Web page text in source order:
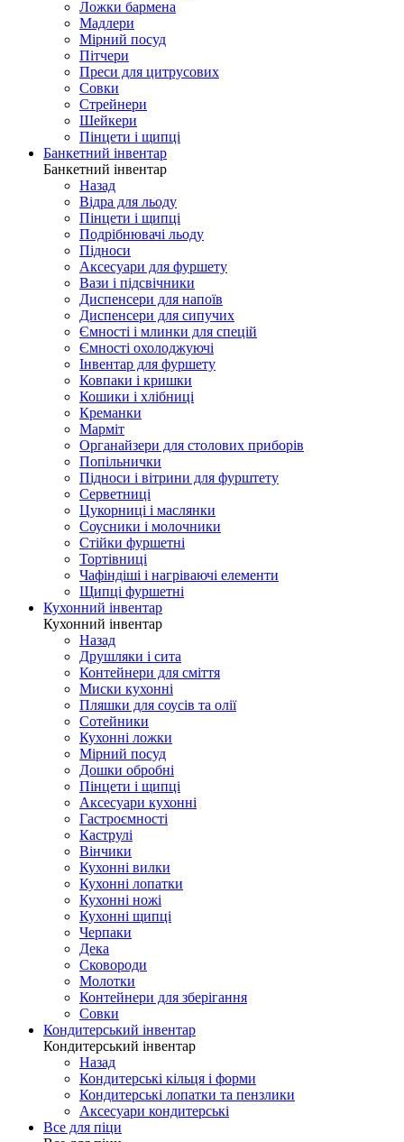
Ложки бармена
Мадлери
Мірний посуд
Пітчери
Преси для цитрусових
Совки
Стрейнери
Шейкери
Пінцети і щипці
Банкетний інвентар
Банкетний інвентар
Назад
Відра для льоду
Пінцети і щипці
Подрібнювачі льоду
Підноси
Аксесуари для фуршету
Вази і підсвічники
Диспенсери для напоїв
Диспенсери для сипучих
Ємності і млинки для спецій
Ємності охолоджуючі
Інвентар для фуршету
Ковпаки і кришки
Кошики і хлібниці
Креманки
Марміт
Органайзери для столових приборів
Попільнички
Підноси і вітрини для фурштету
Серветниці
Цукорниці і маслянки
Соусники і молочники
Стійки фуршетні
Тортівниці
Чафіндіші і нагріваючі елементи
Щипці фуршетні
Кухонний інвентар
Кухонний інвентар
Назад
Друшляки і сита
Контейнери для сміття
Миски кухонні
Пляшки для соусів та олії
Сотейники
Кухонні ложки
Мірний посуд
Дошки обробні
Пінцети і щипці
Аксесуари кухонні
Гастроємності
Каструлі
Вінчики
Кухонні вилки
Кухонні лопатки
Кухонні ножі
Кухонні щипці
Черпаки
Дека
Сковороди
Молотки
Контейнери для зберігання
Совки
Кондитерський інвентар
Кондитерський інвентар
Назад
Кондитерські кільця і форми
Кондитерські лопатки та пензлики
Аксесуари кондитерські
Все для піци